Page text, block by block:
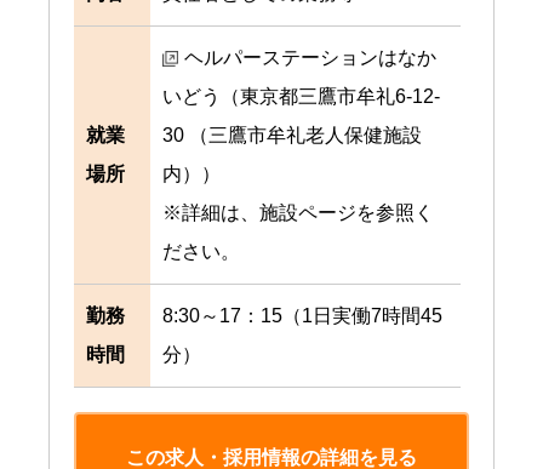
就業
場所
ヘルパーステーションはなか
いどう（東京都三鷹市牟礼6-12-
30 （三鷹市牟礼老人保健施設
内））
※詳細は、施設ページを参照く
ださい。
勤務
時間
8:30～17：15（1日実働7時間45
分）
この求人・採用情報の詳細を見る